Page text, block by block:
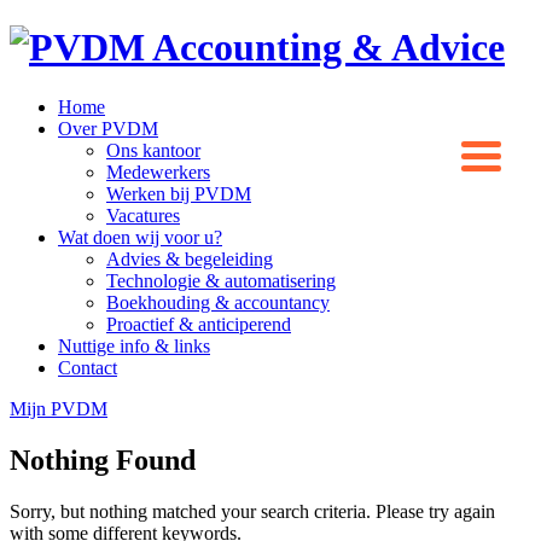
Home
Over PVDM
Ons kantoor
Medewerkers
Werken bij PVDM
Vacatures
Wat doen wij voor u?
Advies & begeleiding
Technologie & automatisering
Boekhouding & accountancy
Proactief & anticiperend
Nuttige info & links
Contact
Mijn PVDM
Nothing Found
Sorry, but nothing matched your search criteria. Please try again
with some different keywords.